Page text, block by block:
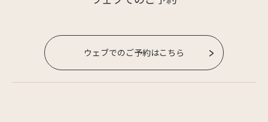
ウェブでのご予約はこちら